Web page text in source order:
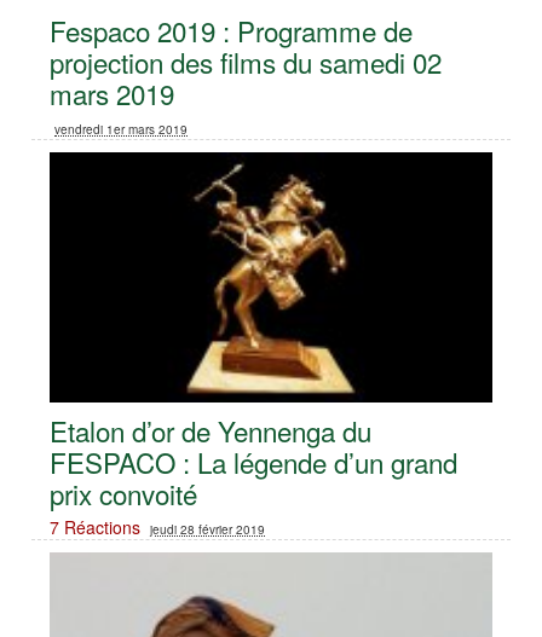
Fespaco 2019 : Programme de
projection des films du samedi 02
mars 2019
vendredi 1er mars 2019
Etalon d’or de Yennenga du
FESPACO : La légende d’un grand
prix convoité
7 Réactions jeudi 28 février 2019